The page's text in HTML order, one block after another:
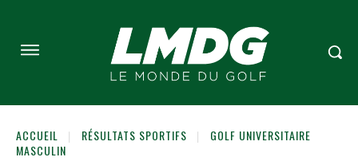
ACCUEIL RÉSULTATS SPORTIFS
GOLF UNIVERSITAIRE
MASCULIN